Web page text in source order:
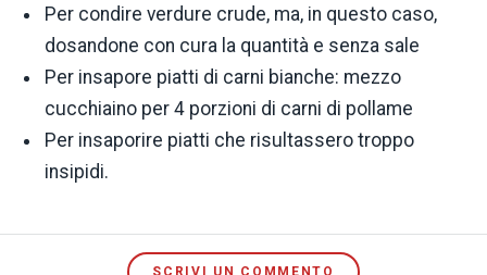
Per condire verdure crude, ma, in questo caso,
dosandone con cura la quantità e senza sale
Per insapore piatti di carni bianche: mezzo
cucchiaino per 4 porzioni di carni di pollame
Per insaporire piatti che risultassero troppo
insipidi.